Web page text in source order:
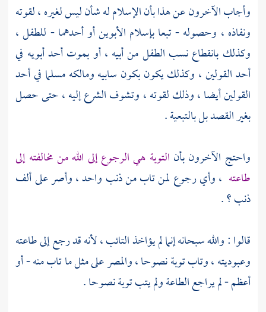
وأجاب الآخرون عن هذا بأن الإسلام له شأن ليس لغيره ، لقوته
ونفاذه ، وحصوله - تبعا بإسلام الأبوين أو أحدهما - للطفل ،
وكذلك بانقطاع نسب الطفل من أبيه ، أو بموت أحد أبويه في
أحد القولين ، وكذلك يكون بكون سابيه ومالكه مسلما في أحد
القولين أيضا ، وذلك لقوته ، وتشوف الشرع إليه ، حتى حصل
بغير القصد بل بالتبعية .
واحتج الآخرون بأن التوبة هي الرجوع إلى الله من مخالفته إلى
طاعته ، وأي رجوع لمن تاب من ذنب واحد ، وأصر على ألف
ذنب ؟ .
قالوا : والله سبحانه إنما لم يؤاخذ التائب ، لأنه قد رجع إلى طاعته
وعبوديته ، وتاب توبة نصوحا ، والمصر على مثل ما تاب منه - أو
أعظم - لم يراجع الطاعة ولم يتب توبة نصوحا .